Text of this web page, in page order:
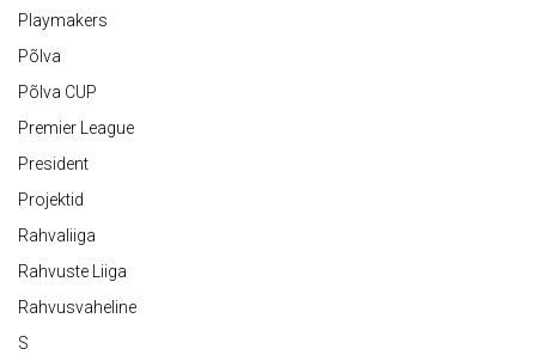
Playmakers
Põlva
Põlva CUP
Premier League
President
Projektid
Rahvaliiga
Rahvuste Liiga
Rahvusvaheline
S